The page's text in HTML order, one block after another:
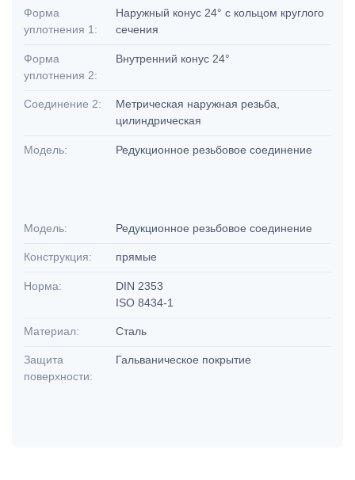
Форма
уплотнения 1:
Наружный конус 24° с кольцом круглого
сечения
Форма
уплотнения 2:
Внутренний конус 24°
Соединение 2:
Метрическая наружная резьба,
цилиндрическая
Модель: Редукционное резьбовое соединение
Модель: Редукционное резьбовое соединение
Конструкция: прямые
Норма:
DIN 2353
ISO 8434-1
Материал: Сталь
Защита
поверхности:
Гальваническое покрытие